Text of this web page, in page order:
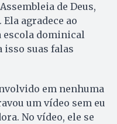
de Deus,
agradece ao
escola dominical
isso suas falas
em nenhuma
um vídeo sem eu
No vídeo, ele se